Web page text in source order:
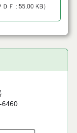
ＤＦ 55.00 KB）
6460